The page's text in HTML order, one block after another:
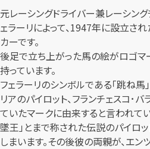
元レーシングドライバー兼レーシン
ェラーリによって、1947年に設立さ
カーです。
後足で立ち上がった馬の絵がロゴマ
持っています。
フェラーリのシンボルである「跳ね馬
リアのパイロット、フランチェスコ･
ていたマークに由来すると言われて
墜王」とまで称された伝説のパイロ
しまいます。その後彼の両親が、エ